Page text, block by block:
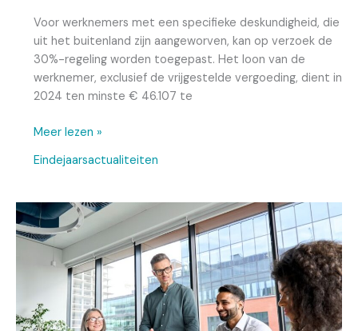
Voor werknemers met een specifieke deskundigheid, die
uit het buitenland zijn aangeworven, kan op verzoek de
30%-regeling worden toegepast. Het loon van de
werknemer, exclusief de vrijgestelde vergoeding, dient in
2024 ten minste € 46.107 te
Meer lezen »
Eindejaarsactualiteiten
Aandachtspunten
jaarafsluiting
loonadministratie